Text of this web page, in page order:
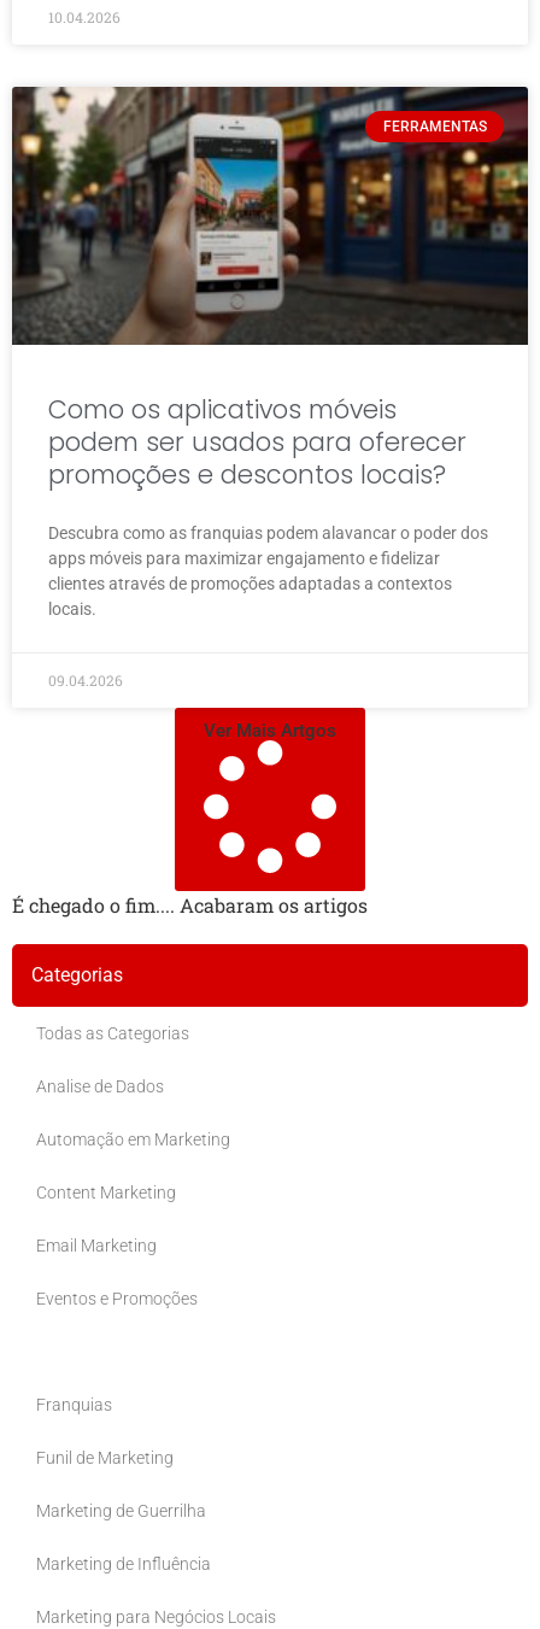
10.04.2026
FERRAMENTAS
Como os aplicativos móveis
podem ser usados para oferecer
promoções e descontos locais?
Descubra como as franquias podem alavancar o poder dos
apps móveis para maximizar engajamento e fidelizar
clientes através de promoções adaptadas a contextos
locais.
09.04.2026
Ver Mais Artgos
É chegado o fim.... Acabaram os artigos
Categorias
Todas as Categorias
Analise de Dados
Automação em Marketing
Content Marketing
Email Marketing
Eventos e Promoções
Franquias
Funil de Marketing
Marketing de Guerrilha
Marketing de Influência
Marketing para Negócios Locais